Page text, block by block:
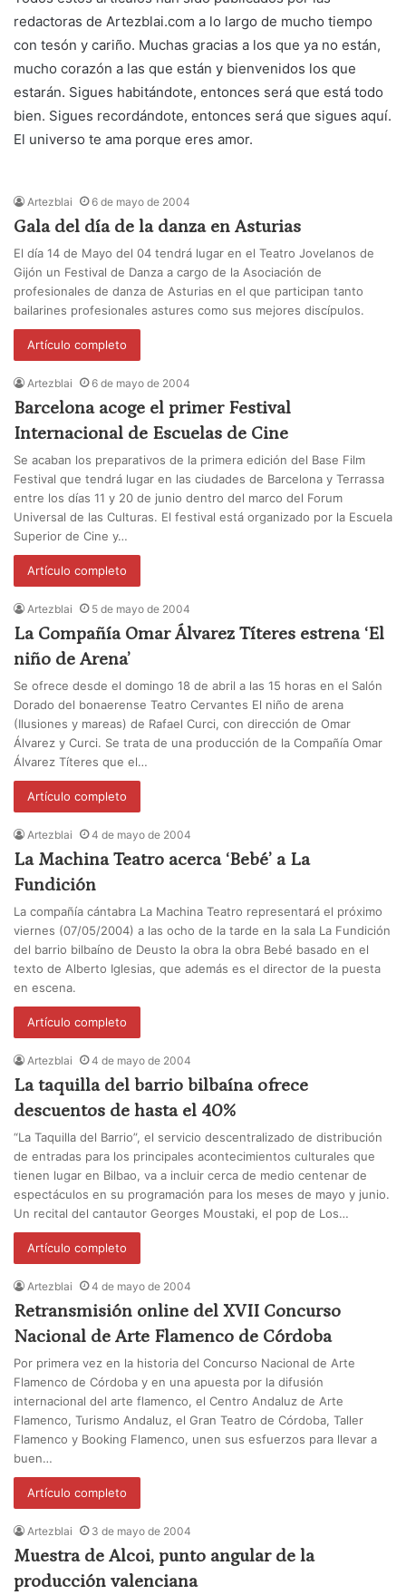
redactoras de Artezblai.com a lo largo de mucho tiempo
con tesón y cariño. Muchas gracias a los que ya no están,
mucho corazón a las que están y bienvenidos los que
estarán. Sigues habitándote, entonces será que está todo
bien. Sigues recordándote, entonces será que sigues aquí.
El universo te ama porque eres amor.
Artezblai 6 de mayo de 2004
Gala del día de la danza en Asturias
El día 14 de Mayo del 04 tendrá lugar en el Teatro Jovelanos de
Gijón un Festival de Danza a cargo de la Asociación de
profesionales de danza de Asturias en el que participan tanto
bailarines profesionales astures como sus mejores discípulos.
Artículo completo
Artezblai 6 de mayo de 2004
Barcelona acoge el primer Festival
Internacional de Escuelas de Cine
Se acaban los preparativos de la primera edición del Base Film
Festival que tendrá lugar en las ciudades de Barcelona y Terrassa
entre los días 11 y 20 de junio dentro del marco del Forum
Universal de las Culturas. El festival está organizado por la Escuela
Superior de Cine y…
Artículo completo
Artezblai 5 de mayo de 2004
La Compañía Omar Álvarez Títeres estrena ‘El
niño de Arena’
Se ofrece desde el domingo 18 de abril a las 15 horas en el Salón
Dorado del bonaerense Teatro Cervantes El niño de arena
(Ilusiones y mareas) de Rafael Curci, con dirección de Omar
Álvarez y Curci. Se trata de una producción de la Compañía Omar
Álvarez Títeres que el…
Artículo completo
Artezblai 4 de mayo de 2004
La Machina Teatro acerca ‘Bebé’ a La
Fundición
La compañía cántabra La Machina Teatro representará el próximo
viernes (07/05/2004) a las ocho de la tarde en la sala La Fundición
del barrio bilbaíno de Deusto la obra la obra Bebé basado en el
texto de Alberto Iglesias, que además es el director de la puesta
en escena.
Artículo completo
Artezblai 4 de mayo de 2004
La taquilla del barrio bilbaína ofrece
descuentos de hasta el 40%
“La Taquilla del Barrio”, el servicio descentralizado de distribución
de entradas para los principales acontecimientos culturales que
tienen lugar en Bilbao, va a incluir cerca de medio centenar de
espectáculos en su programación para los meses de mayo y junio.
Un recital del cantautor Georges Moustaki, el pop de Los…
Artículo completo
Artezblai 4 de mayo de 2004
Retransmisión online del XVII Concurso
Nacional de Arte Flamenco de Córdoba
Por primera vez en la historia del Concurso Nacional de Arte
Flamenco de Córdoba y en una apuesta por la difusión
internacional del arte flamenco, el Centro Andaluz de Arte
Flamenco, Turismo Andaluz, el Gran Teatro de Córdoba, Taller
Flamenco y Booking Flamenco, unen sus esfuerzos para llevar a
buen…
Artículo completo
Artezblai 3 de mayo de 2004
Muestra de Alcoi, punto angular de la
producción valenciana